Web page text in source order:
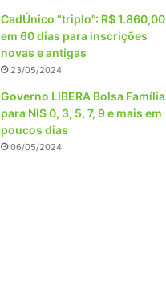
CadÚnico “triplo”: R$ 1.860,00
em 60 dias para inscrições
novas e antigas
23/05/2024
Governo LIBERA Bolsa Família
para NIS 0, 3, 5, 7, 9 e mais em
poucos dias
06/05/2024